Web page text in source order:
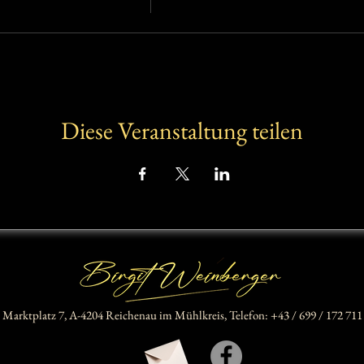
Diese Veranstaltung teilen
Marktplatz 7,A-4204 Reichenau im Mühlkreis,Telefon: +43 / 699 / 172 711